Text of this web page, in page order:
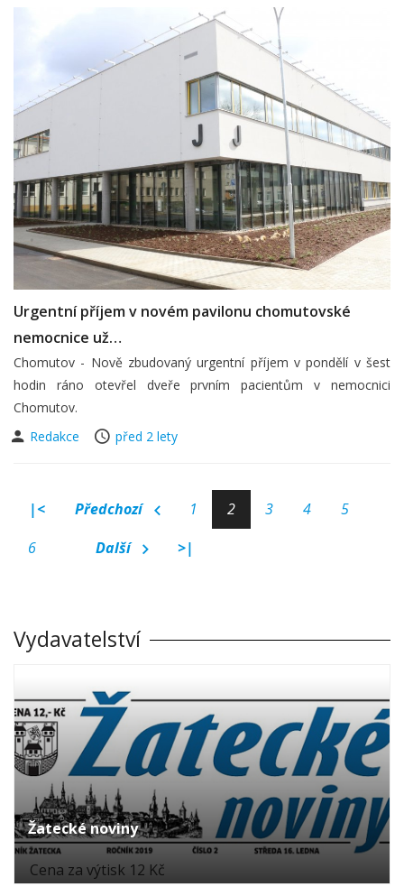
Urgentní příjem v novém pavilonu chomutovské
nemocnice už…
Chomutov - Nově zbudovaný urgentní příjem v pondělí v šest
hodin ráno otevřel dveře prvním pacientům v nemocnici
Chomutov.
Redakce
před 2 lety
|< Předchozí 1 2 3 4
5
6
Další >|
Vydavatelství
Žatecké noviny
Cena za výtisk 12 Kč